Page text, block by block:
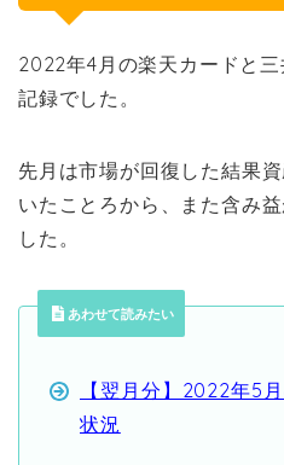
2022年4月の楽天カードと
記録でした。
先月は市場が回復した結果
いたことろから、また含み
した。
あわせて読みたい
【翌月分】2022年5
状況